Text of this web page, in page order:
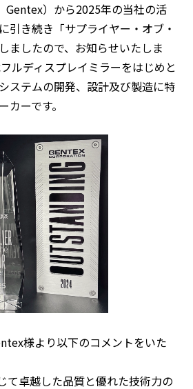
DISPLAY
）から2025年の当社の活
引き続き「サプライヤー・オブ・
ましたので、お知らせいたしま
ルディスプレイミラーをはじめと
ステムの開発、設計及び製造に特
ーです。
様より以下のコメントをいた
て卓越した品質と優れた技術力の